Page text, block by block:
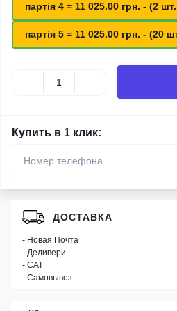
партія 4 = 11 025.00 грн. - (2
партія 5 = 11 025.00 грн. - (20
Купить в 1 клик:
ДОСТАВКА
- Новая Почта
- Деливери
- САТ
- Самовывоз